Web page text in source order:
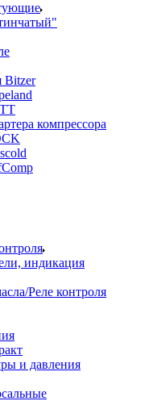
Bitzer
компрессора
индикация
Реле контроля
и давления